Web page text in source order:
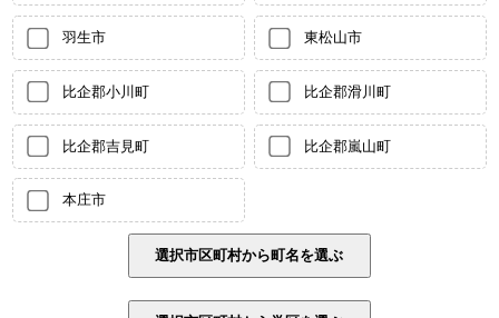
羽生市 東松山市
比企郡小川町 比企郡滑川町
比企郡吉見町 比企郡嵐山町
本庄市